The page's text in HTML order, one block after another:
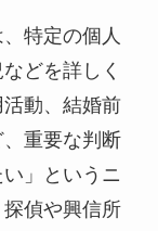
特定の個人
どを詳しく
動、結婚前
重要な判断
」というニ
偵や興信所